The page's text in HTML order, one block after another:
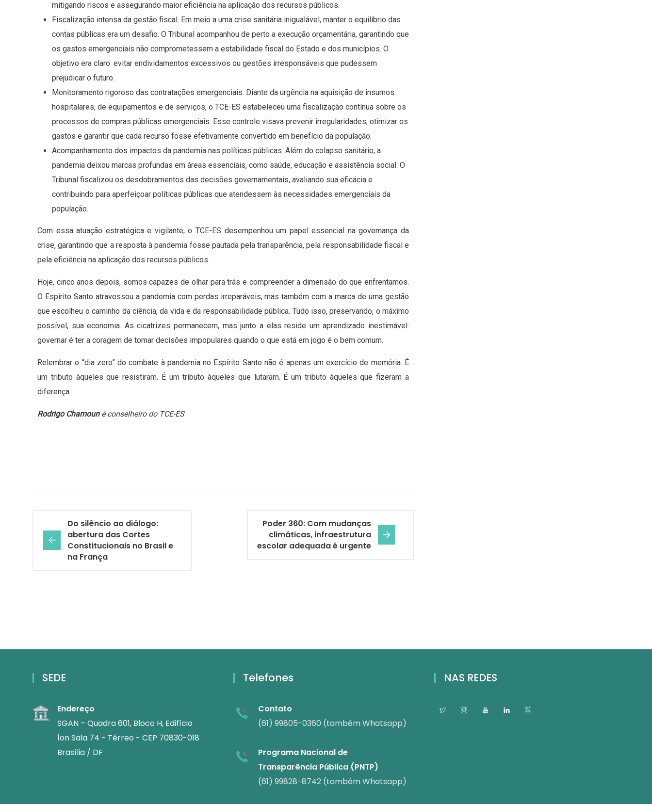
mitigando riscos e assegurando maior eficiência na aplicação dos recursos públicos.
Fiscalização intensa da gestão fiscal. Em meio a uma crise sanitária inigualável, manter o equilíbrio das
contas públicas era um desafio. O Tribunal acompanhou de perto a execução orçamentária, garantindo que
os gastos emergenciais não comprometessem a estabilidade fiscal do Estado e dos municípios. O
objetivo era claro: evitar endividamentos excessivos ou gestões irresponsáveis que pudessem
prejudicar o futuro.
Monitoramento rigoroso das contratações emergenciais. Diante da urgência na aquisição de insumos
hospitalares, de equipamentos e de serviços, o TCE-ES estabeleceu uma fiscalização contínua sobre os
processos de compras públicas emergenciais. Esse controle visava prevenir irregularidades, otimizar os
gastos e garantir que cada recurso fosse efetivamente convertido em benefício da população.
Acompanhamento dos impactos da pandemia nas políticas públicas. Além do colapso sanitário, a
pandemia deixou marcas profundas em áreas essenciais, como saúde, educação e assistência social. O
Tribunal fiscalizou os desdobramentos das decisões governamentais, avaliando sua eficácia e
contribuindo para aperfeiçoar políticas públicas que atendessem às necessidades emergenciais da
população.
Com essa atuação estratégica e vigilante, o TCE-ES desempenhou um papel essencial na governança da
crise, garantindo que a resposta à pandemia fosse pautada pela transparência, pela responsabilidade fiscal e
pela eficiência na aplicação dos recursos públicos.
Hoje, cinco anos depois, somos capazes de olhar para trás e compreender a dimensão do que enfrentamos.
O Espírito Santo atravessou a pandemia com perdas irreparáveis, mas também com a marca de uma gestão
que escolheu o caminho da ciência, da vida e da responsabilidade pública. Tudo isso, preservando, o máximo
possível, sua economia. As cicatrizes permanecem, mas junto a elas reside um aprendizado inestimável:
governar é ter a coragem de tomar decisões impopulares quando o que está em jogo é o bem comum.
Relembrar o “dia zero” do combate à pandemia no Espírito Santo não é apenas um exercício de memória. É
um tributo àqueles que resistiram. É um tributo àqueles que lutaram. É um tributo àqueles que fizeram a
diferença.
Rodrigo Chamoun é conselheiro do TCE-ES
Do silêncio ao diálogo:
abertura das Cortes
Constitucionais no Brasil e
na França
Poder 360: Com mudanças
climáticas, infraestrutura
escolar adequada é urgente
SEDE
Endereço
SGAN – Quadra 601, Bloco H, Edifício
Íon Sala 74 - Térreo - CEP 70830-018
Brasília / DF
Telefones
Contato
(61) 99805-0360 (também Whatsapp)
Programa Nacional de
Transparência Pública (PNTP)
(61) 99828-8742 (também Whatsapp)
NAS REDES